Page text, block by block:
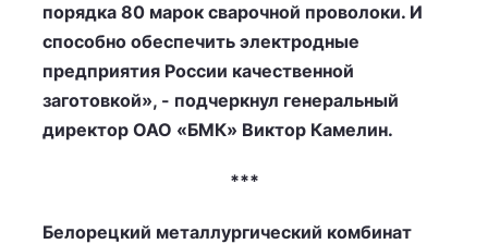
порядка 80 марок сварочной проволоки. И
способно обеспечить электродные
предприятия России качественной
заготовкой», - подчеркнул генеральный
директор ОАО «БМК» Виктор Камелин.
***
Белорецкий металлургический комбинат